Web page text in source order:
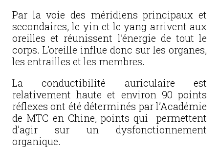
Par la voie des méridiens principaux et
secondaires, le yin et le yang arrivent aux
oreilles et réunissent l’énergie de tout le
corps. L’oreille influe donc sur les organes,
les entrailles et les membres.
La conductibilité auriculaire est
relativement haute et environ 90 points
réflexes ont été déterminés par l’Académie
de MTC en Chine, points qui permettent
d’agir sur un dysfonctionnement
organique.